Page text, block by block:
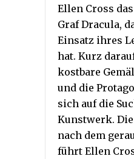
Ellen Cross
Graf Dracula,
Einsatz ihres
hat. Kurz
kostbare
und die
sich auf die
Kunstwerk.
nach dem
führt Ellen